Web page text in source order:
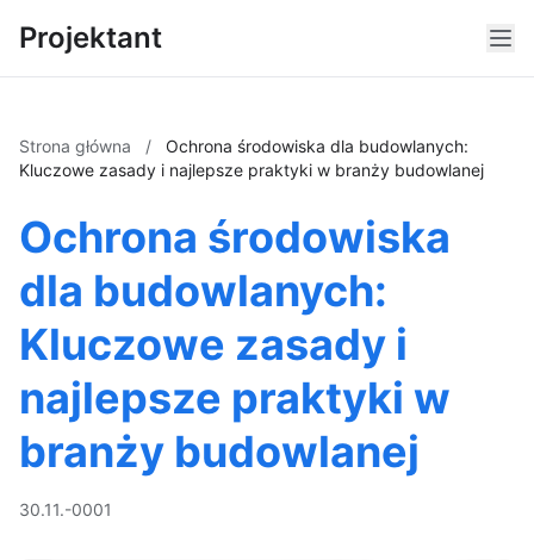
Projektant
Strona główna /
Ochrona środowiska dla budowlanych:
Kluczowe zasady i najlepsze praktyki w branży budowlanej
Ochrona środowiska
dla budowlanych:
Kluczowe zasady i
najlepsze praktyki w
branży budowlanej
30.11.-0001